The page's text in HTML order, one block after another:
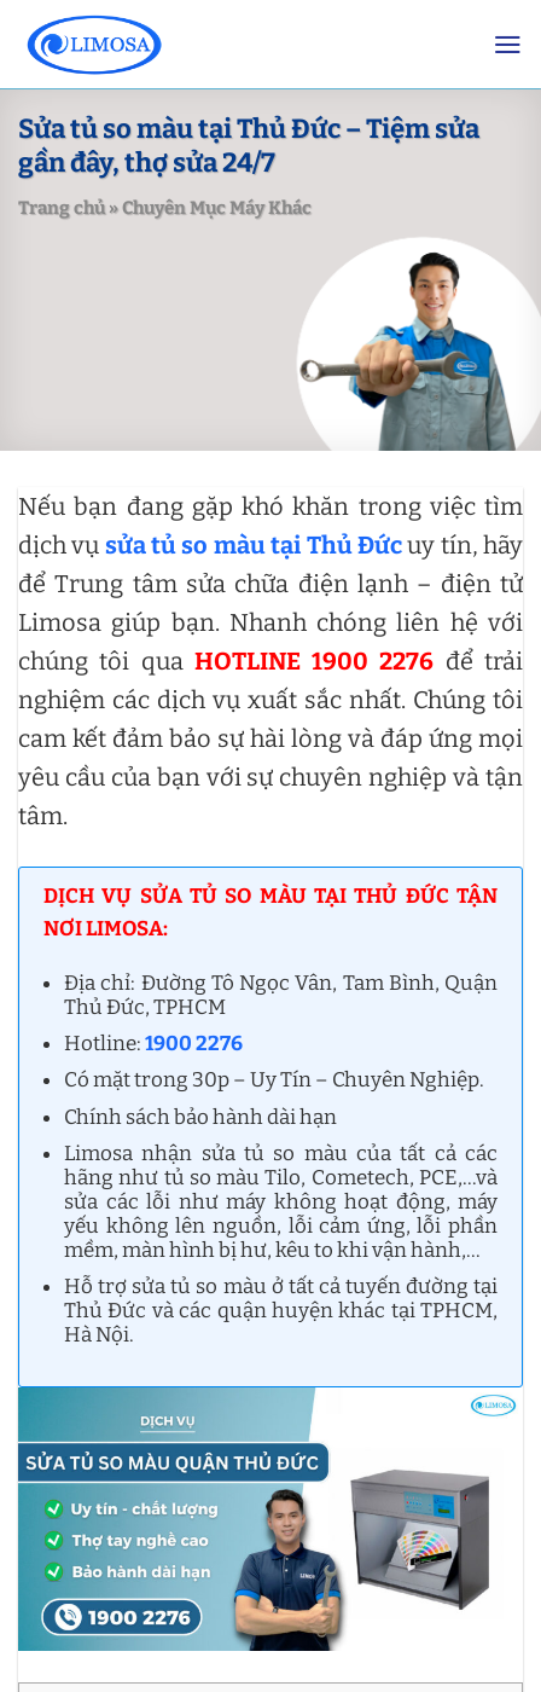
content
Sửa tủ so màu tại Thủ Đức – Tiệm sửa
gần đây, thợ sửa 24/7
Trang chủ»Chuyên Mục Máy Khác
Nếu bạn đang gặp khó khăn trong việc tìm
dịch vụ sửa tủ so màu tại Thủ Đứcuy tín, hãy
để Trung tâm sửa chữa điện lạnh – điện tử
Limosa giúp bạn. Nhanh chóng liên hệ với
chúng tôi qua HOTLINE 1900 2276 để trải
nghiệm các dịch vụ xuất sắc nhất. Chúng tôi
cam kết đảm bảo sự hài lòng và đáp ứng mọi
yêu cầu của bạn với sự chuyên nghiệp và tận
tâm.
DỊCH VỤ SỬA TỦ SO MÀU TẠI THỦ ĐỨC TẬN
NƠI LIMOSA:
Địa chỉ: Đường Tô Ngọc Vân, Tam Bình, Quận
Thủ Đức, TPHCM
Hotline:1900 2276
Có mặt trong 30p – Uy Tín – Chuyên Nghiệp.
Chính sách bảo hành dài hạn
Limosa nhận sửa tủ so màu của tất cả các
hãng như tủ so màu Tilo, Cometech, PCE,…và
sửa các lỗi như máy không hoạt động, máy
yếu không lên nguồn, lỗi cảm ứng, lỗi phần
mềm, màn hình bị hư, kêu to khi vận hành,…
Hỗ trợ sửa tủ so màu ở tất cả tuyến đường tại
Thủ Đức và các quận huyện khác tại TPHCM,
Hà Nội.